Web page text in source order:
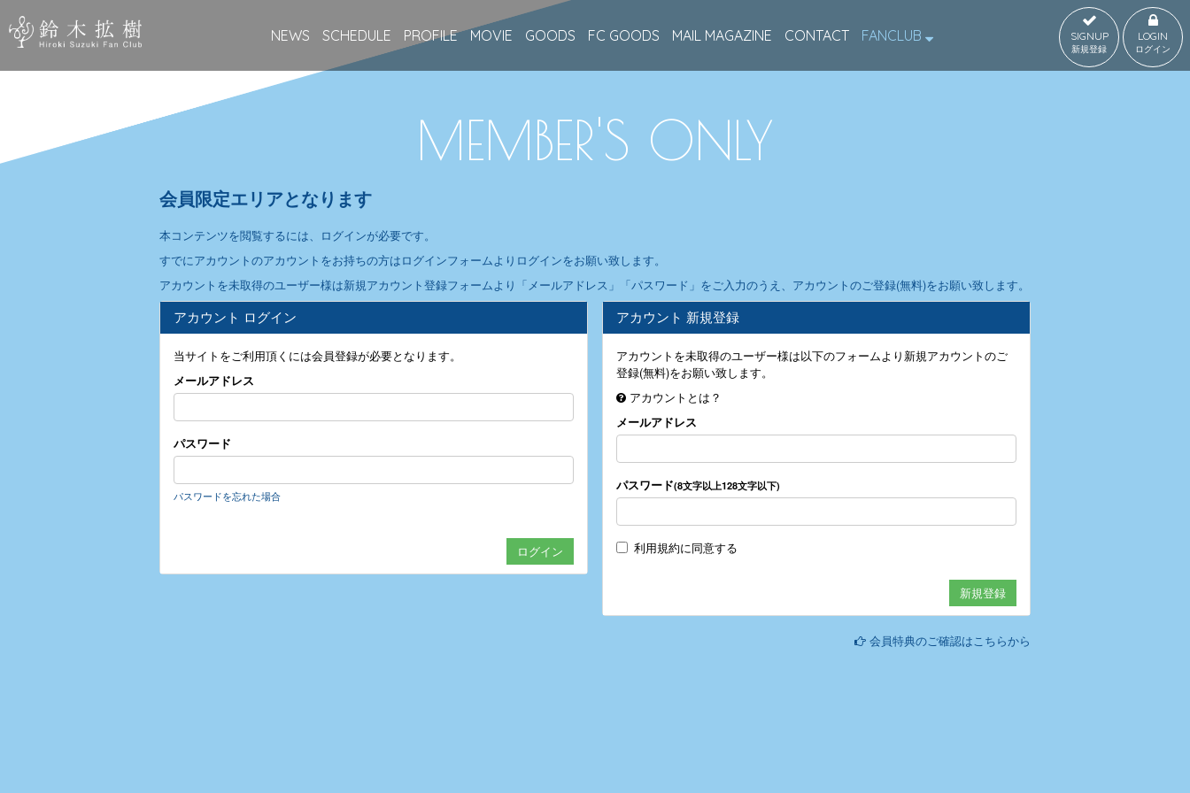
SIGNUP
新規登録
LOGIN
ログイン
NEWS SCHEDULE PROFILE MOVIE GOODS FC GOODS MAIL MAGAZINE CONTACT FANCLUB
MEMBER'S ONLY
会員限定エリアとなります
本コンテンツを閲覧するには、ログインが必要です。
すでにアカウントのアカウントをお持ちの方はログインフォームよりログインをお願い致します。
アカウントを未取得のユーザー様は新規アカウント登録フォームより「メールアドレス」「パスワード」をご入力のうえ、アカウントのご登録(無料)をお願い致します。
アカウント ログイン
当サイトをご利用頂くには会員登録が必要となります。
メールアドレス
パスワード
パスワードを忘れた場合
アカウント 新規登録
アカウントを未取得のユーザー様は以下のフォームより新規アカウントのご
登録(無料)をお願い致します。
アカウントとは？
メールアドレス
パスワード(8文字以上128文字以下)
利用規約に同意する
会員特典のご確認はこちらから